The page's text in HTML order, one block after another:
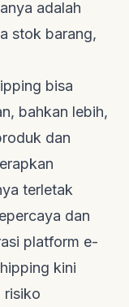
adalah
stok barang,
bisa
bahkan lebih,
dan
terletak
dan
platform e-
kini
risiko